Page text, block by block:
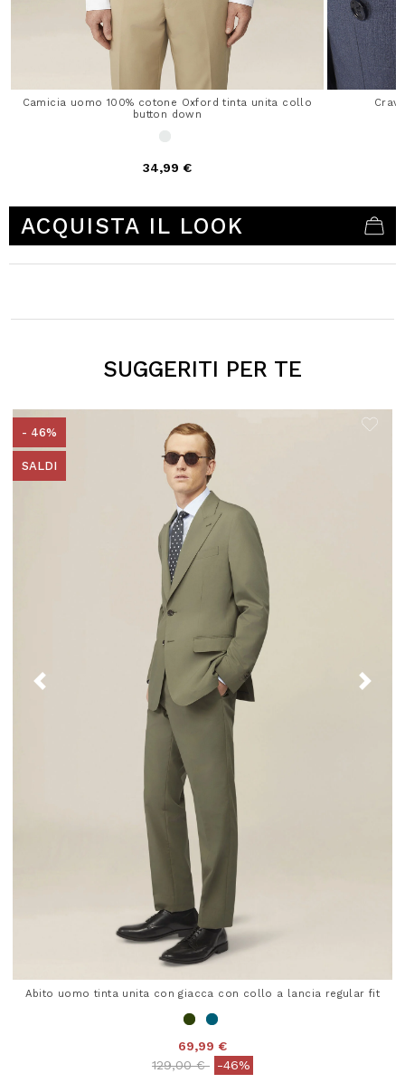
Camicia uomo 100% cotone Oxford tinta unita collo
button down
34,99 €
ACQUISTA IL LOOK
SUGGERITI PER TE
- 46%
SALDI
Abito uomo tinta unita con giacca con collo a lancia regular fit
69,99 €
Price reduced from
129,00 €to-46%